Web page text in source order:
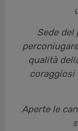
Sede del
qualità
coraggiosi
Aperte le